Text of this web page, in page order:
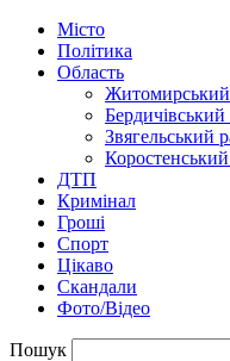
Місто
Політика
Область
Звягельський
ДТП
Кримінал
Гроші
Спорт
Цікаво
Скандали
Фото/Відео
Пошук